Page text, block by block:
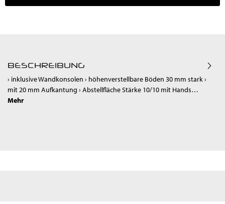
BESCHREIBUNG
› inklusive Wandkonsolen › höhenverstellbare Böden 30 mm stark ›
mit 20 mm Aufkantung › Abstellfläche Stärke 10/10 mit Hands…
Mehr